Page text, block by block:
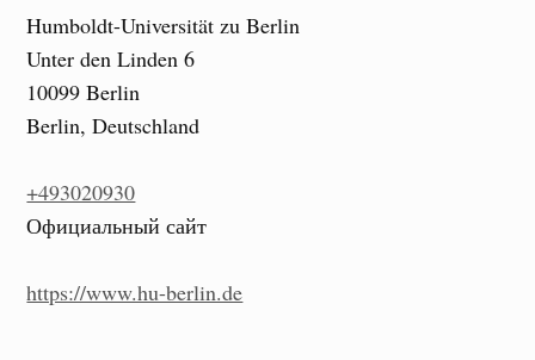
Humboldt-Universität zu Berlin
Unter den Linden 6
10099 Berlin
Berlin, Deutschland
+493020930
Официальный сайт
https://www.hu-berlin.de